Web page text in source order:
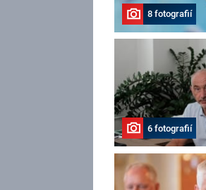
8 fotografií
6 fotografií